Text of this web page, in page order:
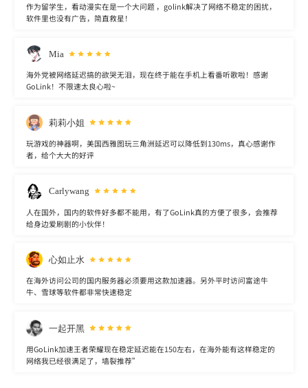
作为留学生，看动漫实在是一个大问题 ，golink解决了网络不稳定的困扰，
软件里也没有广告，简直救星！
Mia
海外党被网络延迟搞的欲哭无泪，现在终于能在手机上看番听歌啦！感谢
GoLink！不限速太良心啦~
莉莉小姐
玩游戏的神器啊，美国西雅图玩三角洲延迟可以降低到130ms，真心感谢作
者，给个大大的好评
Carlywang
人在国外，国内的软件好多都不能用，有了GoLink真的方便了很多，会推荐
给身边爱刷剧的小伙伴！
心如止水
在海外访问公司的国内服务器必须要用这款加速器。另外平时访问富途牛
牛、雪球等软件都非常快速稳定
一起开黑
用GoLink加速王者荣耀现在稳定延迟能在150左右，在海外能有这样稳定的
网络我已经很满足了，墙裂推荐”